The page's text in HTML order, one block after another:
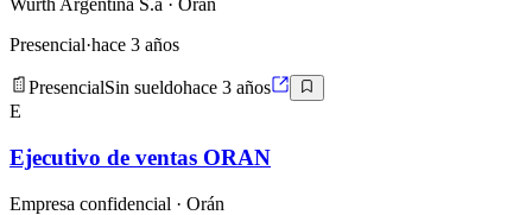
Wurth Argentina S.a · Orán
Presencial·hace 3 años
PresencialSin sueldohace 3 años
E
Ejecutivo de ventas ORAN
Empresa confidencial · Orán